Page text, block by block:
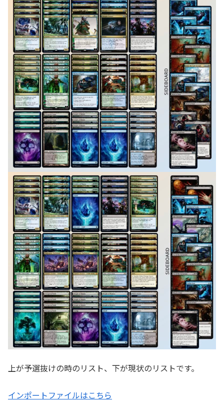
上が予選抜けの時のリスト、下が現状のリストです。
インポートファイルはこちら